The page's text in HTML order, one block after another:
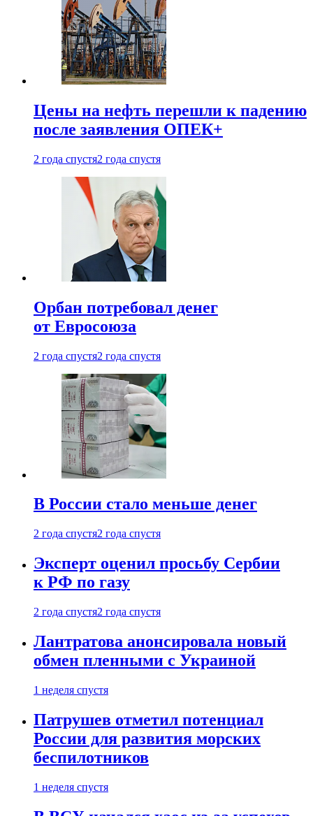
Цены на нефть перешли к падению
после заявления ОПЕК+
2 года спустя2 года спустя
Орбан потребовал денег
от Евросоюза
2 года спустя2 года спустя
В России стало меньше денег
2 года спустя2 года спустя
Эксперт оценил просьбу Сербии
к РФ по газу
2 года спустя2 года спустя
Лантратова анонсировала новый
обмен пленными с Украиной
1 неделя спустя
Патрушев отметил потенциал
России для развития морских
беспилотников
1 неделя спустя